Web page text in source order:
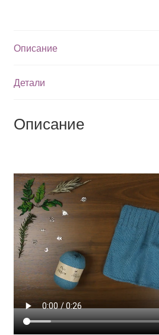
Описание
Детали
Описание